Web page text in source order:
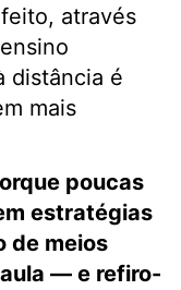
através
distância é
mais
poucas
estratégias
de meios
— e refiro-